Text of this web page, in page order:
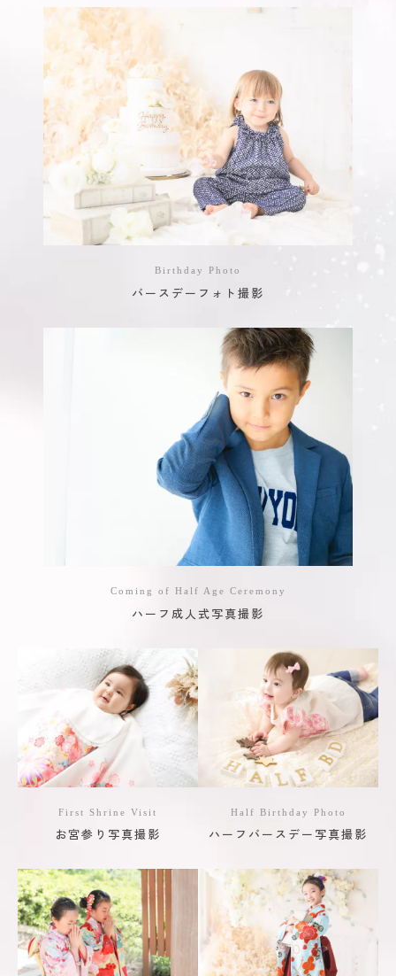
Birthday Photo
バースデーフォト撮影
Coming of Half Age Ceremony
ハーフ成人式写真撮影
First Shrine Visit
お宮参り写真撮影
Half Birthday Photo
ハーフバースデー写真撮影